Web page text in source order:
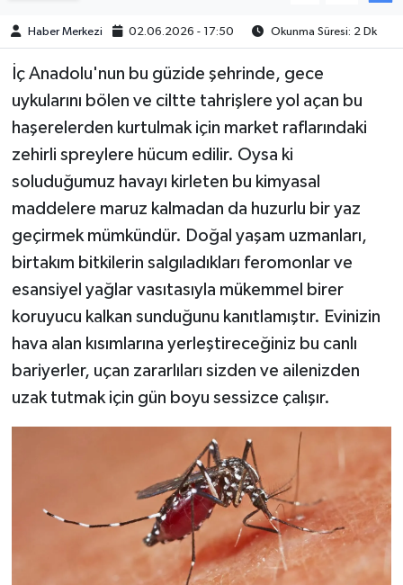
Haber Merkezi 02.06.2026 - 17:50 Okunma Süresi: 2 Dk
İç Anadolu'nun bu güzide şehrinde, gece
uykularını bölen ve ciltte tahrişlere yol açan bu
haşerelerden kurtulmak için market raflarındaki
zehirli spreylere hücum edilir. Oysa ki
soluduğumuz havayı kirleten bu kimyasal
maddelere maruz kalmadan da huzurlu bir yaz
geçirmek mümkündür. Doğal yaşam uzmanları,
birtakım bitkilerin salgıladıkları feromonlar ve
esansiyel yağlar vasıtasıyla mükemmel birer
koruyucu kalkan sunduğunu kanıtlamıştır. Evinizin
hava alan kısımlarına yerleştireceğiniz bu canlı
bariyerler, uçan zararlıları sizden ve ailenizden
uzak tutmak için gün boyu sessizce çalışır.